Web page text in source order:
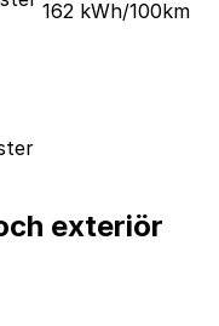
162 kWh/100km
exteriör